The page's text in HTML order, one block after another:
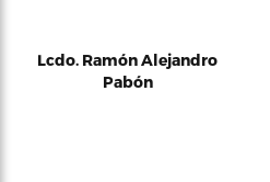
Lcdo. Ramón Alejandro
Pabón